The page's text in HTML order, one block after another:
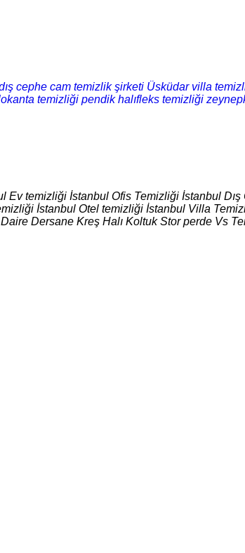
cephe cam temizlik şirketi Üsküdar villa
temizliği pendik halıfleks temizliği
temizliği İstanbul Ofis Temizliği İstanbul
İstanbul Otel temizliği İstanbul Villa
Dersane Kreş Halı Koltuk Stor perde Vs